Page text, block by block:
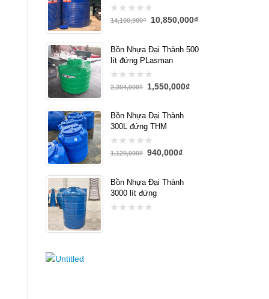
0
14,100,000₫ 10,850,000₫
Bồn Nhựa Đại Thành 500
lít đứng PLasman
0
2,304,000₫ 1,550,000₫
Bồn Nhựa Đại Thành
300L đứng THM
0
1,120,000₫ 940,000₫
Bồn Nhựa Đại Thành
3000 lít đứng